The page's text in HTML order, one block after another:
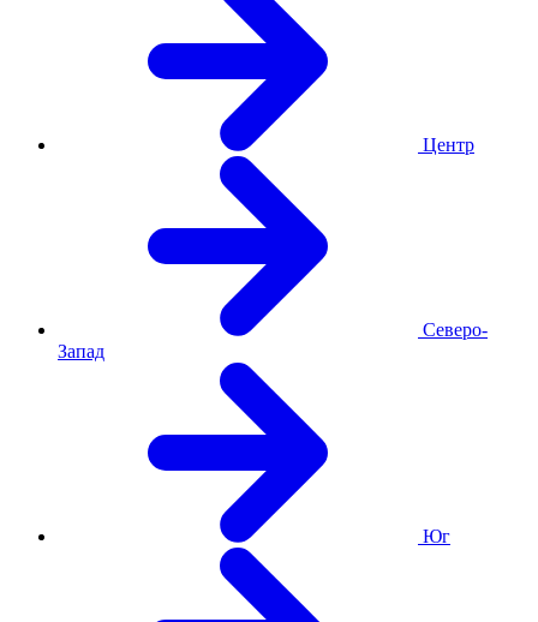
Центр
Северо-
Запад
Юг